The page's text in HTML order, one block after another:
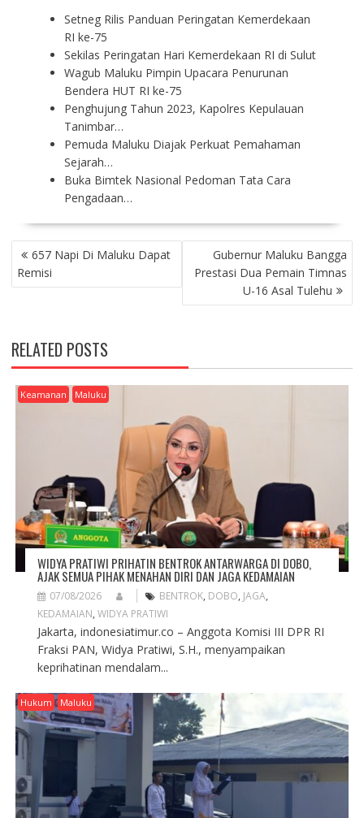
Setneg Rilis Panduan Peringatan Kemerdekaan
RI ke-75
Sekilas Peringatan Hari Kemerdekaan RI di Sulut
Wagub Maluku Pimpin Upacara Penurunan
Bendera HUT RI ke-75
Penghujung Tahun 2023, Kapolres Kepulauan
Tanimbar…
Pemuda Maluku Diajak Perkuat Pemahaman
Sejarah…
Buka Bimtek Nasional Pedoman Tata Cara
Pengadaan…
P
O
S
A
V
I
G
A
657 Napi Di Maluku Dapat
Remisi
Gubernur Maluku Bangga
Prestasi Dua Pemain Timnas
U-16 Asal Tulehu
RELATED POSTS
Keamanan Maluku
WIDYA PRATIWI PRIHATIN BENTROK ANTARWARGA DI DOBO,
AJAK SEMUA PIHAK MENAHAN DIRI DAN JAGA KEDAMAIAN
07/08/2026 BENTROK, DOBO, JAGA,
KEDAMAIAN, WIDYA PRATIWI
Jakarta, indonesiatimur.co – Anggota Komisi III DPR RI
Fraksi PAN, Widya Pratiwi, S.H., menyampaikan
keprihatinan mendalam...
Hukum Maluku